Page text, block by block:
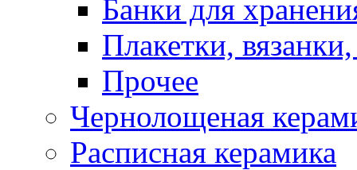
Банки для
Плакетки,
Прочее
Чернолощеная
Расписная керамика